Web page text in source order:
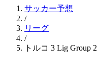
サッカー予想
/
リーグ
/
トルコ 3 Lig Group 2